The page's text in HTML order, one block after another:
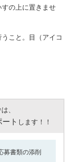
すの上に置きませ
こと。目（アイコ
、
ト します！！
募書類の添削